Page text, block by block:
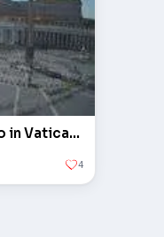
L'obelisco in piazza San Pietro in Vaticano
4